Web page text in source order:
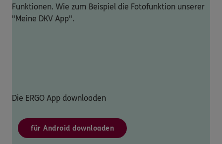
Funktionen. Wie zum Beispiel die Fotofunktion unserer
"Meine DKV App".
Die ERGO App downloaden
für Android downloaden